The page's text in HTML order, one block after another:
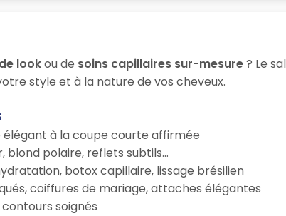
lookou de soins capillaires sur-mesure? Le
style et à la nature de vos cheveux.
élégant à la coupe courte affirmée
blond polaire, reflets subtils…
botox capillaire, lissage brésilien
coiffures de mariage, attaches élégantes
soignés